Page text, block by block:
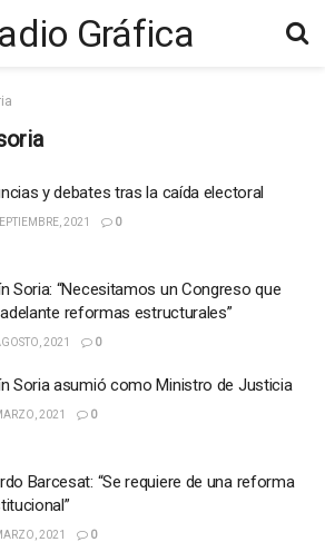
y debates tras la caída electoral
2021 0
Soria: “Necesitamos un Congreso que
reformas estructurales”
2021 0
Soria asumió como Ministro de Justicia
2021 0
Barcesat: “Se requiere de una reforma
2021 0